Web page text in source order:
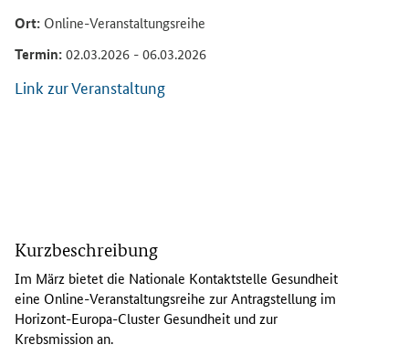
Ort: Online-Veranstaltungsreihe
Termin:02.03.2026 - 06.03.2026
Link zur Veranstaltung
M
ä
r
z
b
Kurzbeschreibung
Im März bietet die Nationale Kontaktstelle Gesundheit
eine Online-Veranstaltungsreihe zur Antragstellung im
Horizont-Europa-Cluster Gesundheit und zur
Krebsmission an.